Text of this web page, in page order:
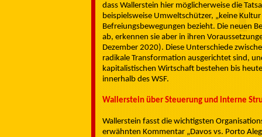
dass Wallerstein hier möglicherweise die
beispielsweise Umweltschützer, „keine
Befreiungsbewegungen bezieht. Die neuen
ab, erkennen sie aber in ihren
Dezember 2020). Diese Unterschiede
radikale Transformation ausgerichtet sind,
kapitalistischen Wirtschaft bestehen bis
innerhalb des WSF.
Wallerstein über Steuerung und interne
Wallerstein fasst die wichtigsten
erwähnten Kommentar „Davos vs. Porto